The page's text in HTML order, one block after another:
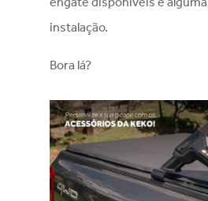
instalação.
Bora lá?